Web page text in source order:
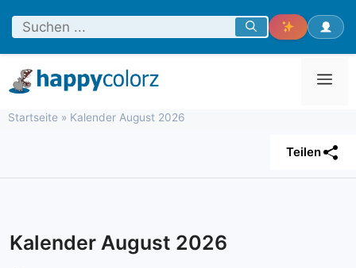
Inhalt
Startseite » Kalender August 2026
Teilen
Kalender August 2026